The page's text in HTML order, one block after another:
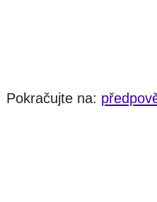
Pokračujte na: